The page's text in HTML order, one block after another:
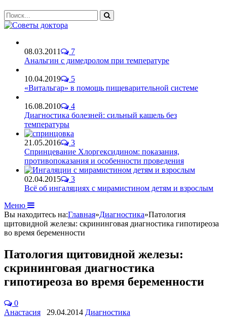
08.03.2011
7
Анальгин с димедролом при температуре
10.04.2019
5
«Витальгар» в помощь пищеварительной системе
16.08.2010
4
Диагностика болезней: сильный кашель без
температуры
21.05.2016
3
Спринцевание Хлоргексидином: показания,
противопоказания и особенности проведения
02.04.2015
3
Всё об ингаляциях с мирамистином детям и взрослым
Меню
Вы находитесь на:Главная»Диагностика»Патология
щитовидной железы: скрининговая диагностика гипотиреоза
во время беременности
Патология щитовидной железы:
скрининговая диагностика
гипотиреоза во время беременности
0
Анастасия
29.04.2014 Диагностика